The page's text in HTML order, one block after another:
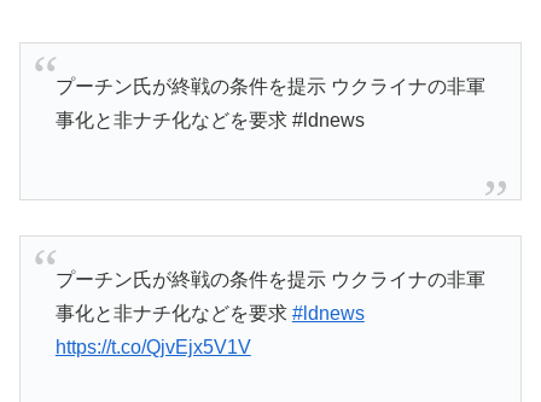
プーチン氏が終戦の条件を提示 ウクライナの非軍
事化と非ナチ化などを要求 #ldnews
プーチン氏が終戦の条件を提示 ウクライナの非軍
事化と非ナチ化などを要求 #ldnews
https://t.co/QjvEjx5V1V